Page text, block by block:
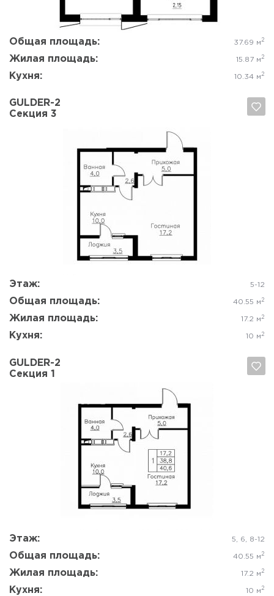
Общая площадь: 37.69 м 2
Жилая площадь: 15.87 м 2
Кухня: 10.34 м 2
GULDER-2
Секция 3
Этаж: 5-12
Общая площадь: 40.55 м 2
Жилая площадь: 17.2 м 2
Кухня: 10 м 2
Отмена
GULDER-2
Секция 1
Этаж: 5, 6, 8-12
Общая площадь: 40.55 м 2
Жилая площадь: 17.2 м 2
Кухня: 10 м 2
Отмена